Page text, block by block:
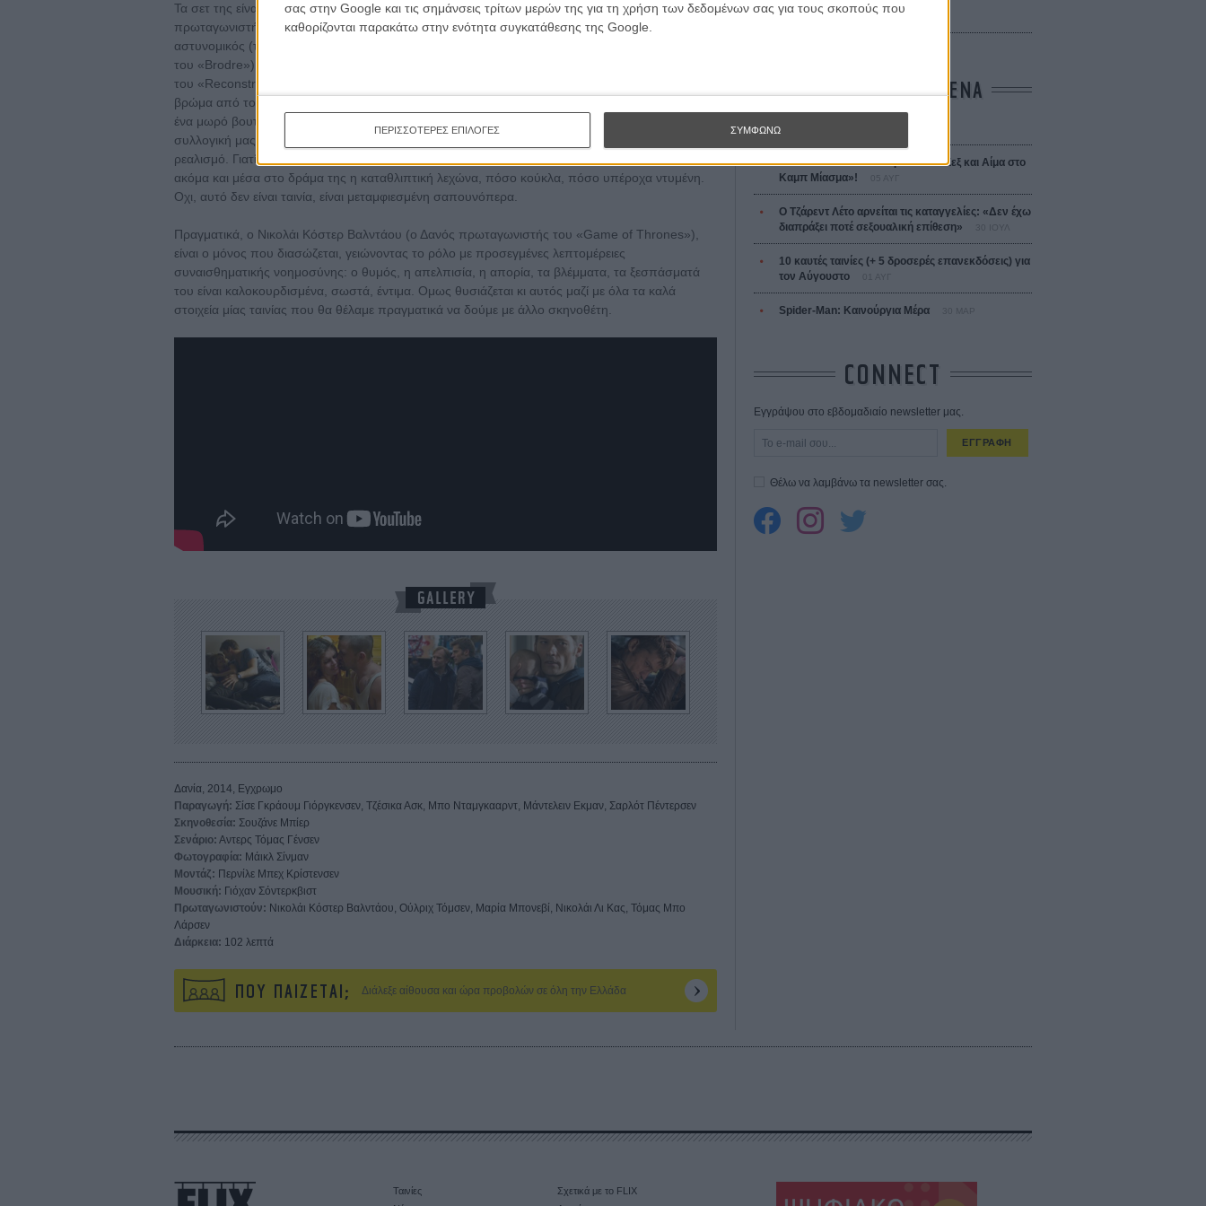
σας στην Google και τις σημάνσεις τρίτων μερών της για τη χρήση των δεδομένων σας για τους σκοπούς που
καθορίζονται παρακάτω στην ενότητα συγκατάθεσης της Google.
ΠΕΡΙΣΣΟΤΕΡΕΣ ΕΠΙΛΟΓΕΣ ΣΥΜΦΩΝΩ
Τα σετ της είναι όσο σχηματικά όσο και οι χαρακτήρες της: ο Μάικλ Σνάιμαν φωτίζει το σπίτι του
πρωταγωνιστή πραγματικά σα διαφημιστικό επίπλων της μικροαστικής μας ζωής, ο χωρισμένος
αστυνομικός (τον ερμηνεύει ο αγαπημένος μας Ούλριχ Τόμσεν της «Οικογενειακής Γιορτής» και
του «Brodre») μένει σε γκαρσονιέρα αχούρι, ενώ τα τζάνκι (τι κρίμα ο ικανότατος Νικολάι Λι Καας
του «Reconstruction» να ασφυκτιά σ' ένα τόσο κλισέ φωναχτό ρόλο) είναι βουτηγμένα στη
βρώμα από τοίχο σε τοίχο. Πόση ευκολία. Πόση ευκολία να δείξεις, όχι μία, αλλά τέσσερις φορές
ένα μωρό βουτηγμένο στα σκατά όσο ο άλλος ουρεί ή κάνει τη δόση του για να ανατριχιάσεις τη
συλλογική μας ευαισθησία. Να το κάνεις, αλλά όλη σου η ταινία να είναι συνεπής σε αυτό το
ρεαλισμό. Γιατί, πόσο εύκολο όλοι οι υπόλοιποι να είναι τόσο όμορφοι, φωτογενείς άνθρωποι -
ακόμα και μέσα στο δράμα της η καταθλιπτική λεχώνα, πόσο κούκλα, πόσο υπέροχα ντυμένη.
Οχι, αυτό δεν είναι ταινία, είναι μεταμφιεσμένη σαπουνόπερα.
Πραγματικά, ο Νικολάι Κόστερ Βαλντάου (ο Δανός πρωταγωνιστής του «Game of Thrones»),
είναι ο μόνος που διασώζεται, γειώνοντας το ρόλο με προσεγμένες λεπτομέρειες
συναισθηματικής νοημοσύνης: ο θυμός, η απελπισία, η απορία, τα βλέμματα, τα ξεσπάσματά
του είναι καλοκουρδισμένα, σωστά, έντιμα. Ομως θυσιάζεται κι αυτός μαζί με όλα τα καλά
στοιχεία μίας ταινίας που θα θέλαμε πραγματικά να δούμε με άλλο σκηνοθέτη.
Δανία, 2014, Εγχρωμο
Παραγωγή: Σίσε Γκράουμ Γιόργκενσεν, Τζέσικα Ασκ, Μπο Νταμγκααρντ, Μάντελειν Εκμαν, Σαρλότ Πέντερσεν
Σκηνοθεσία: Σουζάνε Μπίερ
Σενάριο: Αντερς Τόμας Γένσεν
Φωτογραφία: Μάικλ Σίνμαν
Μοντάζ: Περνίλε Μπεχ Κρίστενσεν
Μουσική: Γιόχαν Σόντερκβιστ
Πρωταγωνιστούν: Νικολάι Κόστερ Βαλντάου, Ούλριχ Τόμσεν, Μαρία Μπονεβί, Νικολάι Λι Κας, Τόμας Μπο
Λάρσεν
Διάρκεια: 102 λεπτά
ΠΟΥ ΠΑΙΖΕΤΑΙ; Διάλεξε αίθουσα και ώρα προβολών σε όλη την Ελλάδα
L’ Affaire Bojarski (The Moneymaker)
Ζαν-Πολ Σαλομέ
ΤΑ ΠΙΟ ΔΙΑΒΑΣΜΕΝΑ
Οδύσσεια
Save the Date! Δείτε πρώτοι το «Σεξ και Αίμα στο
Καμπ Μίασμα»!
Ο Τζάρεντ Λέτο αρνείται τις καταγγελίες: «Δεν έχω
διαπράξει ποτέ σεξουαλική επίθεση»
10 καυτές ταινίες (+ 5 δροσερές επανεκδόσεις) για
τον Αύγουστο
Spider-Man: Καινούργια Μέρα 30 ΜΑΡ
CONNECT
Εγγράψου στο εβδομαδιαίο newsletter μας.
ΕΓΓΡΑΦΗ
Θέλω να λαμβάνω τα newsletter σας.
Ταινίες
Σχετικά με το FLIX